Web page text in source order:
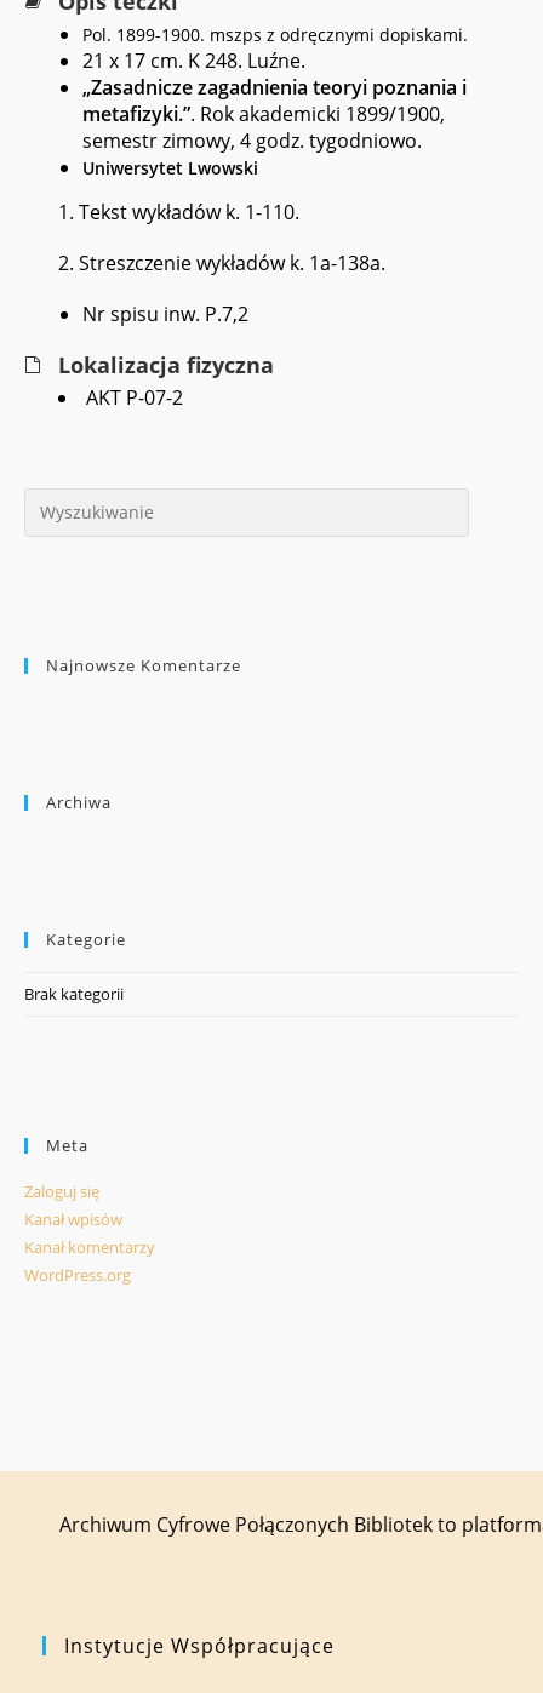
Pol. 1899-1900. mszps z odręcznymi dopiskami.
21 x 17 cm. K 248. Luźne.
„Zasadnicze zagadnienia teoryi poznania i
metafizyki.”. Rok akademicki 1899/1900,
semestr zimowy, 4 godz. tygodniowo.
Uniwersytet Lwowski
1. Tekst wykładów k. 1-110.
2. Streszczenie wykładów k. 1a-138a.
Nr spisu inw. P.7,2
Lokalizacja fizyczna
AKT P-07-2
Najnowsze Komentarze
Archiwa
Kategorie
Brak kategorii
Meta
Zaloguj się
Kanał wpisów
Kanał komentarzy
WordPress.org
Archiwum Cyfrowe Połączonych Bibliotek to
Instytucje Współpracujące